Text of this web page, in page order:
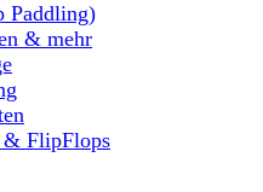
Paddling)
& mehr
& FlipFlops